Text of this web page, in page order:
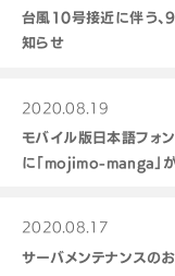
台風10号接近に伴う、
知らせ
2020.08.19
モバイル版日本語フォ
に「mojimo-manga」
2020.08.17
サーバメンテナンス